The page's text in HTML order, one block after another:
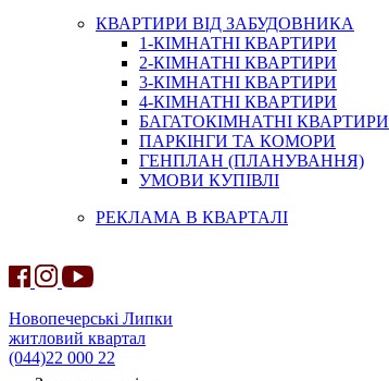
КВАРТИРИ ВІД ЗАБУДОВНИКА
1-КІМНАТНІ КВАРТИРИ
2-КІМНАТНІ КВАРТИРИ
3-КІМНАТНІ КВАРТИРИ
4-КІМНАТНІ КВАРТИРИ
БАГАТОКІМНАТНІ КВАРТИРИ
ПАРКІНГИ ТА КОМОРИ
ГЕНПЛАН (ПЛАНУВАННЯ)
УМОВИ КУПІВЛІ
РЕКЛАМА В КВАРТАЛІ
Новопечерські Липки
житловий квартал
(044)22 000 22